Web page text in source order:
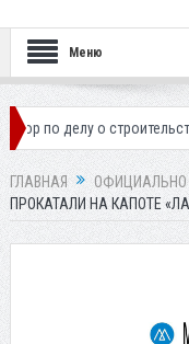
Меню
о строительстве
ГЛАВНАЯ ОФИЦИАЛЬНО
ПРОКАТАЛИ НА КАПОТЕ